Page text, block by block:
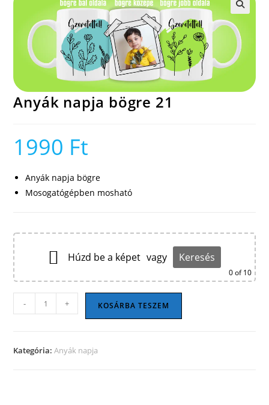
Anyák napja bögre 21
1990 Ft
Anyák napja bögre
Mosogatógépben mosható
Húzd be a képet vagy Keresés
0of 10
napja
- + KOSÁRBA TESZEM
Kategória:Anyák napja